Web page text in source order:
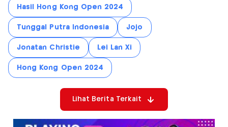
Hasil Hong Kong Open 2024
Tunggal Putra Indonesia Jojo
Jonatan Christie Lei Lan Xi
Hong Kong Open 2024
Lihat Berita Terkait